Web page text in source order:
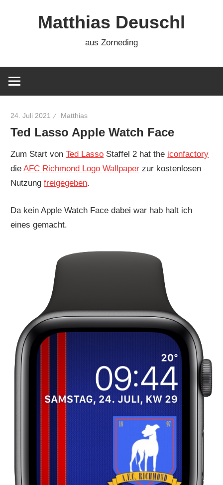
Matthias Deuschl
aus Zorneding
24. Juli 2021 Matthias
Ted Lasso Apple Watch Face
Zum Start vonTed Lasso Staffel 2 hat the iconfactory
dieAFC Richmond Logo Wallpaper zur kostenlosen
Nutzungfreigegeben.
Da kein Apple Watch Face dabei war hab halt ich
eines gemacht.